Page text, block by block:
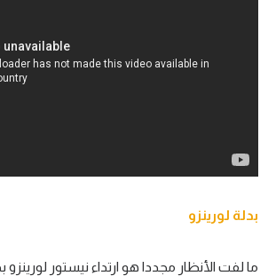
بدلة لورينزو
ما لفت الأنظار مجددا هو ارتداء نيستور لورينزو